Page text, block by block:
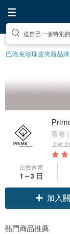
送自己一個特別
巴洛克珍珠皮夾新品
香港
上次
出貨速度
1～3 日
加入
熱門商品推薦